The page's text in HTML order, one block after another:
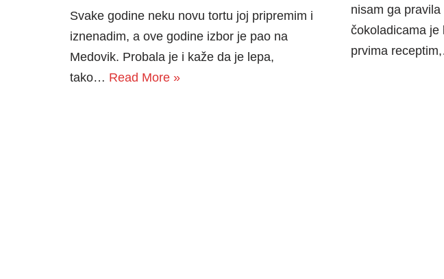
Svake godine neku novu tortu joj pripremim i
iznenadim, a ove godine izbor je pao na
Medovik. Probala je i kaže da je lepa,
tako… Read More »
nisam ga
čokoladicama
prvima